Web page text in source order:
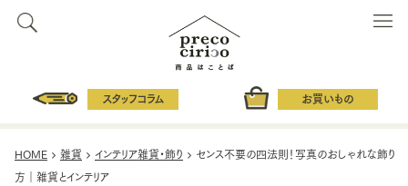
スタッフコラム お買いもの
HOME 雑貨 インテリア雑貨・飾り
センス不要の四法則！写真のおしゃれな飾り
方｜雑貨とインテリア